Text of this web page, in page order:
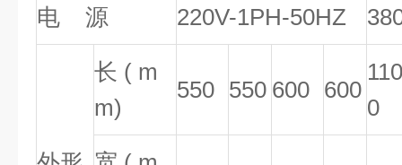
电 源 220V-1PH-50HZ
长 ( m
m)
550 550 600 600
110
0